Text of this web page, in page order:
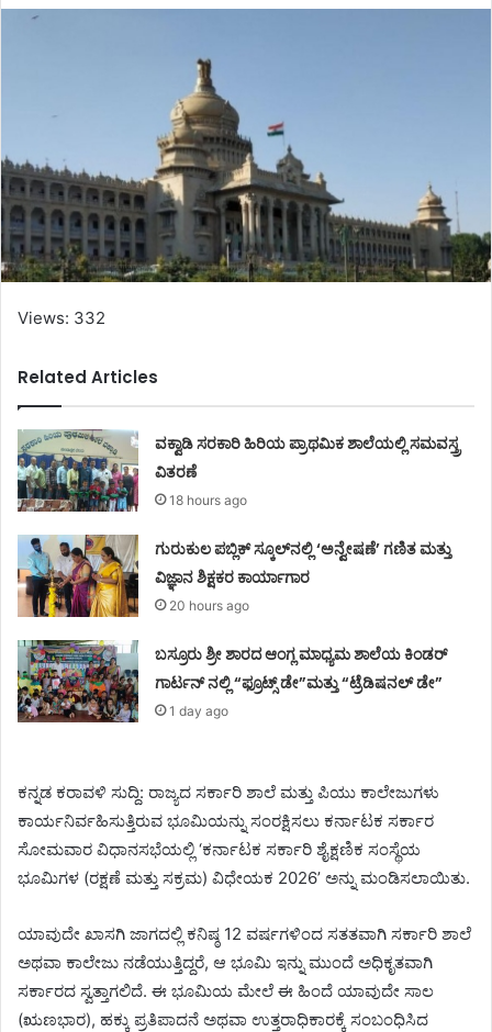
Views: 332
Related Articles
ವಕ್ವಾಡಿ ಸರಕಾರಿ ಹಿರಿಯ ಪ್ರಾಥಮಿಕ ಶಾಲೆಯಲ್ಲಿ ಸಮವಸ್ತ್ರ
ವಿತರಣೆ
18 hours ago
ಗುರುಕುಲ ಪಬ್ಲಿಕ್ ಸ್ಕೂಲ್‌ನಲ್ಲಿ ‘ಅನ್ವೇಷಣೆ’ ಗಣಿತ ಮತ್ತು
ವಿಜ್ಞಾನ ಶಿಕ್ಷಕರ ಕಾರ್ಯಾಗಾರ
20 hours ago
ಬಸ್ರೂರು ಶ್ರೀ ಶಾರದ ಆಂಗ್ಲ ಮಾಧ್ಯಮ ಶಾಲೆಯ ಕಿಂಡರ್
ಗಾರ್ಟನ್ ನಲ್ಲಿ “ಫ್ರೂಟ್ಸ್ ಡೇ”ಮತ್ತು “ಟ್ರೆಡಿಷನಲ್ ಡೇ”
1 day ago
ಕನ್ನಡ ಕರಾವಳಿ ಸುದ್ದಿ: ರಾಜ್ಯದ ಸರ್ಕಾರಿ ಶಾಲೆ ಮತ್ತು ಪಿಯು ಕಾಲೇಜುಗಳು
ಕಾರ್ಯನಿರ್ವಹಿಸುತ್ತಿರುವ ಭೂಮಿಯನ್ನು ಸಂರಕ್ಷಿಸಲು ಕರ್ನಾಟಕ ಸರ್ಕಾರ
ಸೋಮವಾರ ವಿಧಾನಸಭೆಯಲ್ಲಿ ‘ಕರ್ನಾಟಕ ಸರ್ಕಾರಿ ಶೈಕ್ಷಣಿಕ ಸಂಸ್ಥೆಯ
ಭೂಮಿಗಳ (ರಕ್ಷಣೆ ಮತ್ತು ಸಕ್ರಮ) ವಿಧೇಯಕ 2026’ ಅನ್ನು ಮಂಡಿಸಲಾಯಿತು.
ಯಾವುದೇ ಖಾಸಗಿ ಜಾಗದಲ್ಲಿ ಕನಿಷ್ಠ 12 ವರ್ಷಗಳಿಂದ ಸತತವಾಗಿ ಸರ್ಕಾರಿ ಶಾಲೆ
ಅಥವಾ ಕಾಲೇಜು ನಡೆಯುತ್ತಿದ್ದರೆ, ಆ ಭೂಮಿ ಇನ್ನು ಮುಂದೆ ಅಧಿಕೃತವಾಗಿ
ಸರ್ಕಾರದ ಸ್ವತ್ತಾಗಲಿದೆ. ಈ ಭೂಮಿಯ ಮೇಲೆ ಈ ಹಿಂದೆ ಯಾವುದೇ ಸಾಲ
(ಋಣಭಾರ), ಹಕ್ಕು ಪ್ರತಿಪಾದನೆ ಅಥವಾ ಉತ್ತರಾಧಿಕಾರಕ್ಕೆ ಸಂಬಂಧಿಸಿದ